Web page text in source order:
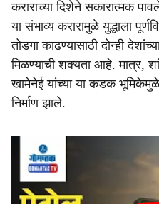
कराराच्या दिशेने सकारात्मक
या संभाव्य करारामुळे युद्धाला
तोडगा काढण्यासाठी दोन्ही
मिळण्याची शक्यता आहे. मात्र,
खामेनेई यांच्या या कडक
निर्माण झाले.